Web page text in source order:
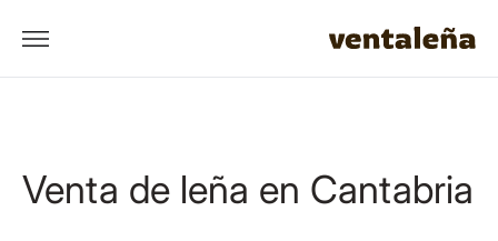
Venta de leña en Cantabria